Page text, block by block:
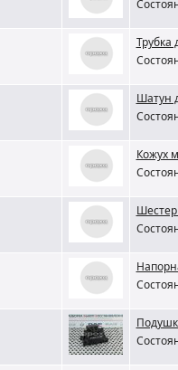
Трубка
Шатун
Кожух